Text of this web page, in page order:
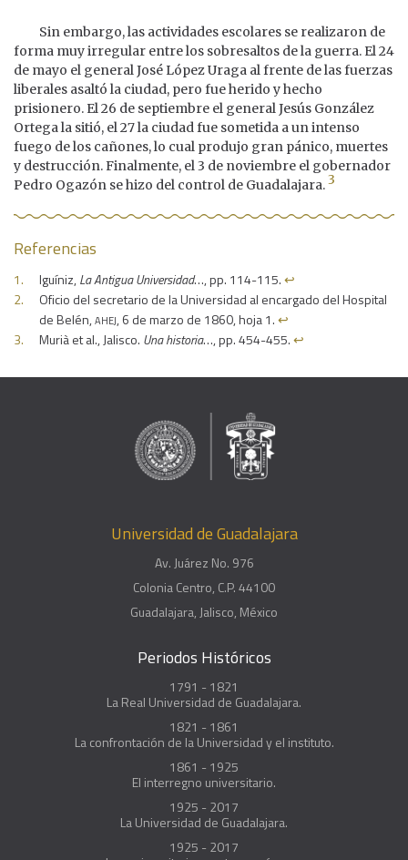
Sin embargo, las actividades escolares se realizaron de
forma muy irregular entre los sobresaltos de la guerra. El 24
de mayo el general José López Uraga al frente de las fuerzas
liberales asaltó la ciudad, pero fue herido y hecho
prisionero. El 26 de septiembre el general Jesús González
Ortega la sitió, el 27 la ciudad fue sometida a un intenso
fuego de los cañones, lo cual produjo gran pánico, muertes
y destrucción. Finalmente, el 3 de noviembre el gobernador
Pedro Ogazón se hizo del control de Guadalajara.3
Referencias
Iguíniz,La Antigua Universidad…, pp. 114-115.↩︎
Oficio del secretario de la Universidad al encargado del Hospital
de Belén,ahej, 6 de marzo de 1860, hoja 1.↩︎
Murià et al., Jalisco. Una historia…, pp. 454-455.↩︎
Universidad de Guadalajara
Av. Juárez No. 976
Colonia Centro, C.P. 44100
Guadalajara, Jalisco, México
Periodos Históricos
1791 - 1821
La Real Universidad de Guadalajara.
1821 - 1861
La confrontación de la Universidad y el instituto.
1861 - 1925
El interregno universitario.
1925 - 2017
La Universidad de Guadalajara.
1925 - 2017